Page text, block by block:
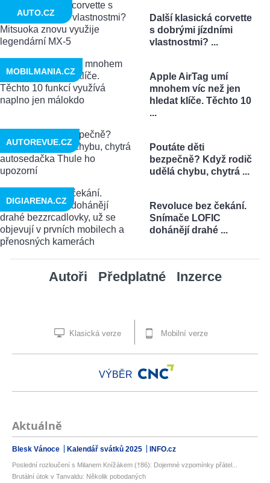
Další klasická corvette
s dobrými jízdními
vlastnostmi? ...
AUTO.CZ
Apple AirTag umí
mnohem víc než jen
hledat klíče. Těchto 10
...
MOBILMANIA.CZ
Poutáte děti
bezpečně? Když rodič
udělá chybu, chytrá ...
AUTOREVUE.CZ
Revoluce bez čekání.
Snímače LOFIC
dohánějí drahé ...
DIGIARENA.CZ
Autoři Předplatné Inzerce
Klasická verze Mobilní verze
VÝBĚR
Aktuálně
Blesk Vánoce Kalendář svátků 2025 INFO.cz
Poslední rozloučení s Milanem Knížákem (†86): Dojemné vzpomínky přátel...
Brutální útok v Tanvaldu: Několik pobodaných